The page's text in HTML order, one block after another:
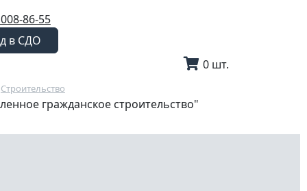
86-55
в СДО
0 шт.
Строительство
гражданское строительство"